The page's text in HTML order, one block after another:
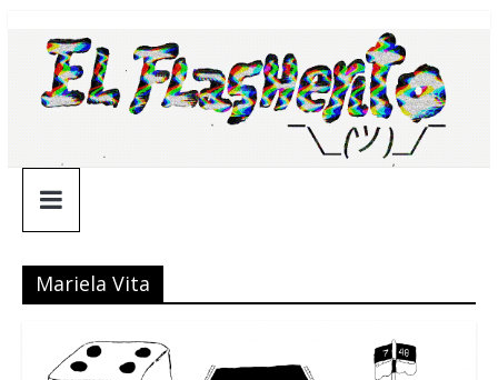
contenido
¯\_(ツ)_/
¯
Mariela Vita